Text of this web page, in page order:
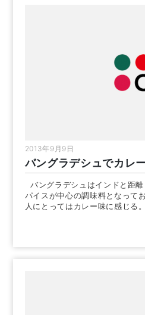
2013年9月9日
バングラデシュでカレ
バングラデシュはインドと距
パイスが中心の調味料となって
人にとってはカレー味に感じる